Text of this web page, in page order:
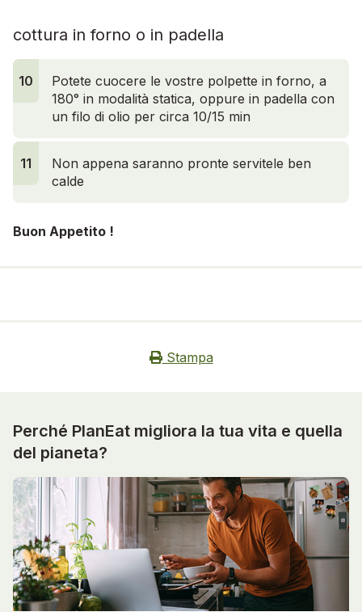
cottura in forno o in padella
10
Potete cuocere le vostre polpette in forno, a
180° in modalità statica, oppure in padella con
un filo di olio per circa 10/15 min
10
11
Non appena saranno pronte servitele ben
calde
Buon Appetito !
Stampa
Perché PlanEat migliora la tua vita e quella
del pianeta?